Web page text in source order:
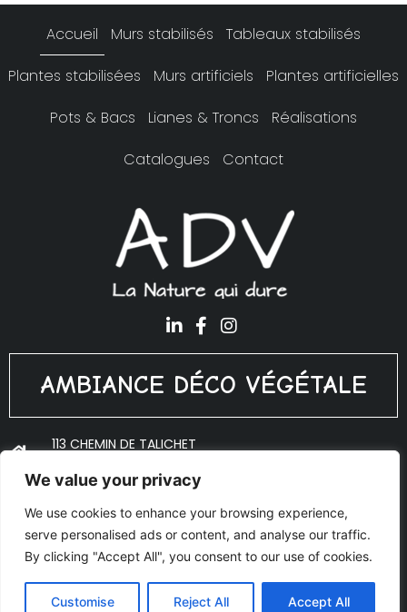
We value your privacy
We use cookies to enhance your browsing experience,
serve personalised ads or content, and analyse our traffic.
By clicking "Accept All", you consent to our use of cookies.
Customise Reject All Accept All
Accueil Murs stabilisés
Tableaux stabilisés
Plantes stabilisées
Murs artificiels
Plantes artificielles
Pots & Bacs
Lianes & Troncs
Réalisations
Catalogues
Contact
AMBIANCE DÉCO VÉGÉTALE
113 CHEMIN DE TALICHET
ADV@PLANTES-INTERIEUR.FR
06 18 10 53 27
© Copyright 2020 Ambiance Déco Végétale - Réalisé par
AJOO
Mentions légales